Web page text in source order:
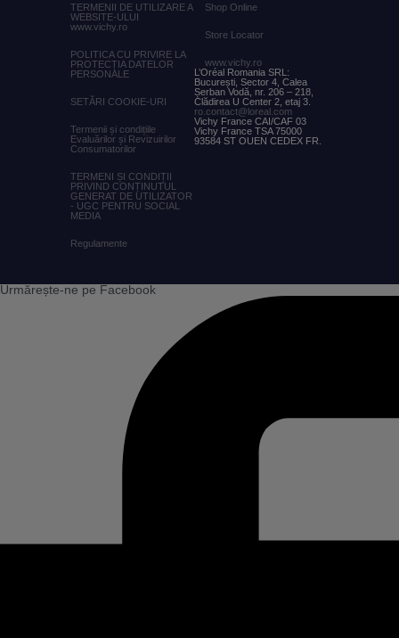
TERMENII DE UTILIZARE A
WEBSITE-ULUI
www.vichy.ro
POLITICA CU PRIVIRE LA
PROTECȚIA DATELOR
PERSONALE
SETĂRI COOKIE-URI
Termenii și condițiile
Evaluărilor și Revizuirilor
Consumatorilor
TERMENI ȘI CONDIȚII
PRIVIND CONȚINUTUL
GENERAT DE UTILIZATOR
- UGC PENTRU SOCIAL
MEDIA
Regulamente
ShopOnline
Store Locator
www.vichy.ro
L’Oréal Romania SRL:
București, Sector 4, Calea
Șerban Vodă, nr. 206 – 218,
Clădirea U Center 2, etaj 3.
ro.contact@loreal.com
Vichy France CAI/CAF 03
Vichy France TSA 75000
93584 ST OUEN CEDEX FR.
Urmărește-ne pe Facebook